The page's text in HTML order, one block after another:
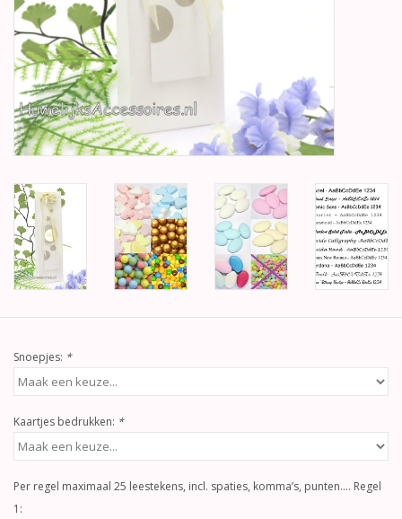
Snoepjes: *
Kaartjes bedrukken: *
Per regel maximaal 25 leestekens, incl. spaties, komma’s, punten…. Regel
1: